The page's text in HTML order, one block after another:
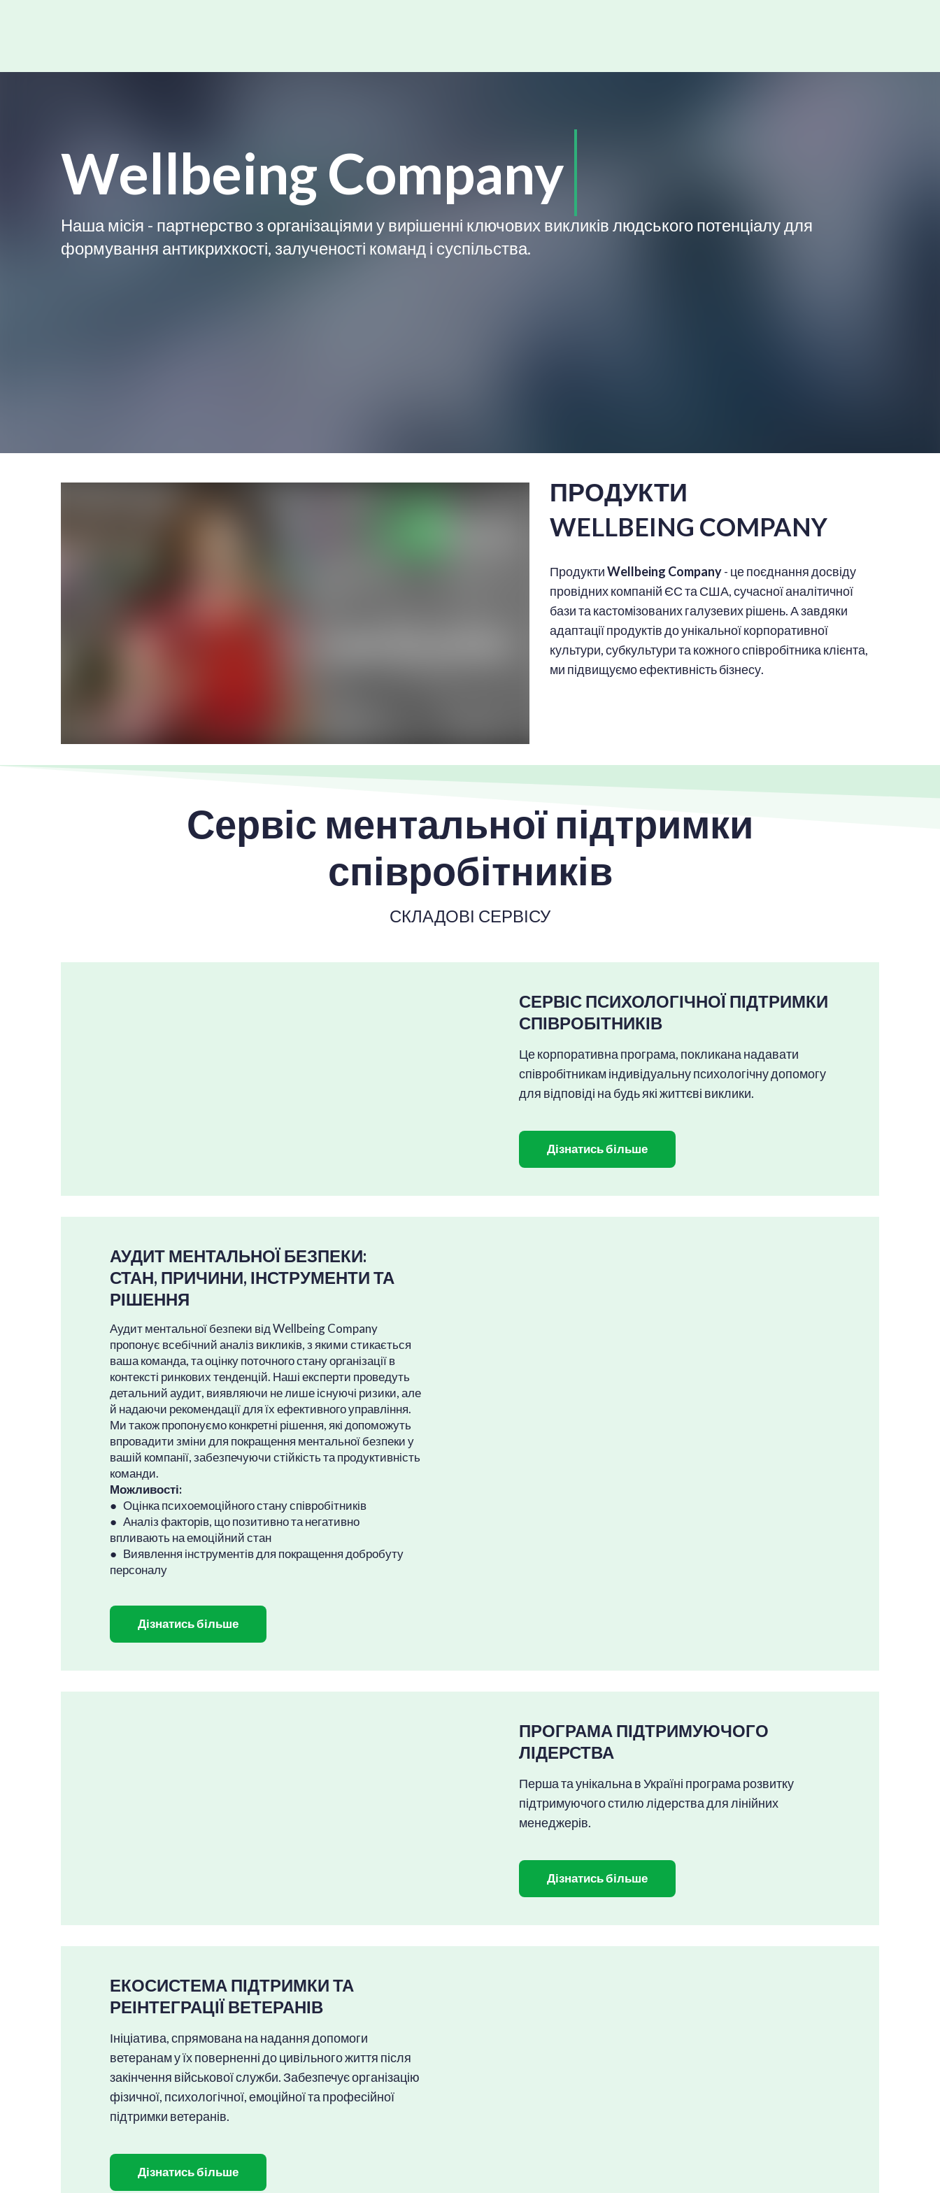
Wellbeing Company
Наша місія - партнерство з організаціями у вирішенні ключових викликів людського потенціалу для
формування антикрихкості, залученості команд і суспільства.
ПРОДУКТИ
WELLBEING COMPANY
ПродуктиWellbeing Company- це поєднання досвіду
провідних компаній ЄС та США, сучасної аналітичної
бази та кастомізованих галузевих рішень. А завдяки
адаптації продуктів до унікальної корпоративної
культури, субкультури та кожного співробітника клієнта,
ми підвищуємо ефективність бізнесу.
Сервіс ментальної підтримки
співробітників
СКЛАДОВІ СЕРВІСУ
СЕРВІС ПСИХОЛОГІЧНОЇ ПІДТРИМКИ
СПІВРОБІТНИКІВ
Це корпоративна програма, покликана надавати
співробітникам індивідуальну психологічну допомогу
для відповіді на будь які життєві виклики.
Дізнатись більше
АУДИТ МЕНТАЛЬНОЇ БЕЗПЕКИ:
СТАН, ПРИЧИНИ, ІНСТРУМЕНТИ ТА
РІШЕННЯ
Аудит ментальної безпеки від Wellbeing Company
пропонує всебічний аналіз викликів, з якими стикається
ваша команда, та оцінку поточного стану організації в
контексті ринкових тенденцій. Наші експерти проведуть
детальний аудит, виявляючи не лише існуючі ризики, але
й надаючи рекомендації для їх ефективного управління.
Ми також пропонуємо конкретні рішення, які допоможуть
впровадити зміни для покращення ментальної безпеки у
вашій компанії, забезпечуючи стійкість та продуктивність
команди.
Можливості:
● Оцінка психоемоційного стану співробітників
● Аналіз факторів, що позитивно та негативно
впливають на емоційний стан
● Виявлення інструментів для покращення добробуту
персоналу
Дізнатись більше
ПРОГРАМА ПІДТРИМУЮЧОГО
ЛІДЕРСТВА
Перша та унікальна в Україні програма розвитку
підтримуючого стилю лідерства для лінійних
менеджерів.
Дізнатись більше
ЕКОСИСТЕМА ПІДТРИМКИ ТА
РЕІНТЕГРАЦІЇ ВЕТЕРАНІВ
Ініціатива, спрямована на надання допомоги
ветеранам у їх поверненні до цивільного життя після
закінчення військової служби. Забезпечує організацію
фізичної, психологічної, емоційної та професійної
підтримки ветеранів.
Дізнатись більше